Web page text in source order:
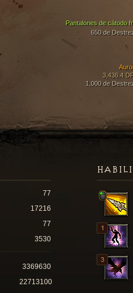
Pantalones de cátodo
650 de
3,436.4
1,000 de
77
17216
77
3530
3369630
22713100